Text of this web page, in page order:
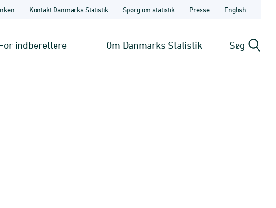
Kontakt Danmarks Statistik Spørg om statistik Presse English
indberettere Om Danmarks Statistik Søg